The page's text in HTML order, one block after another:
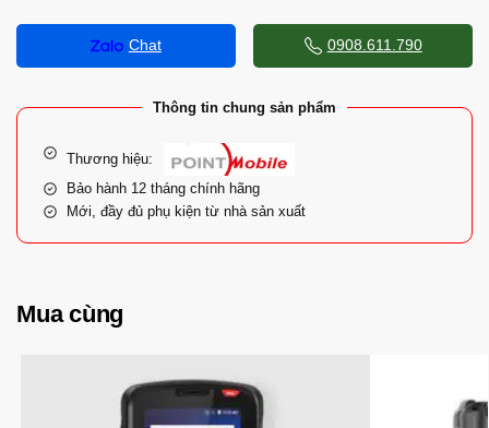
Chat 0908.611.790
Thông tin chung sản phẩm
Thương hiệu:
Bảo hành 12 tháng chính hãng
Mới, đầy đủ phụ kiện từ nhà sản xuất
Mua cùng